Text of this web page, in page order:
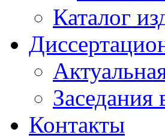
Каталог
Заседания
Контакты